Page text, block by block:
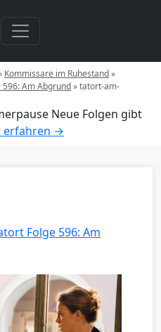
Kommissare im Ruhestand»
596: Am Abgrund»tatort-am-
Neue Folgen gibt
erfahren →
Folge 596: Am